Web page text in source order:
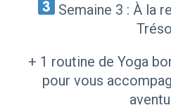
Semaine 3 : À la
+ 1 routine de Yoga
pour vous